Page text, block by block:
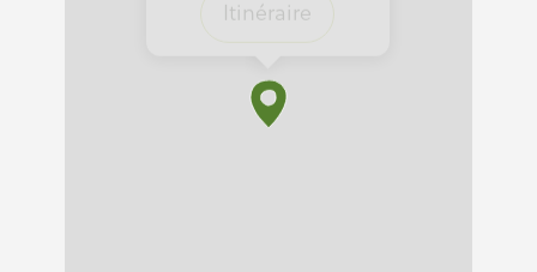
Itinéraire